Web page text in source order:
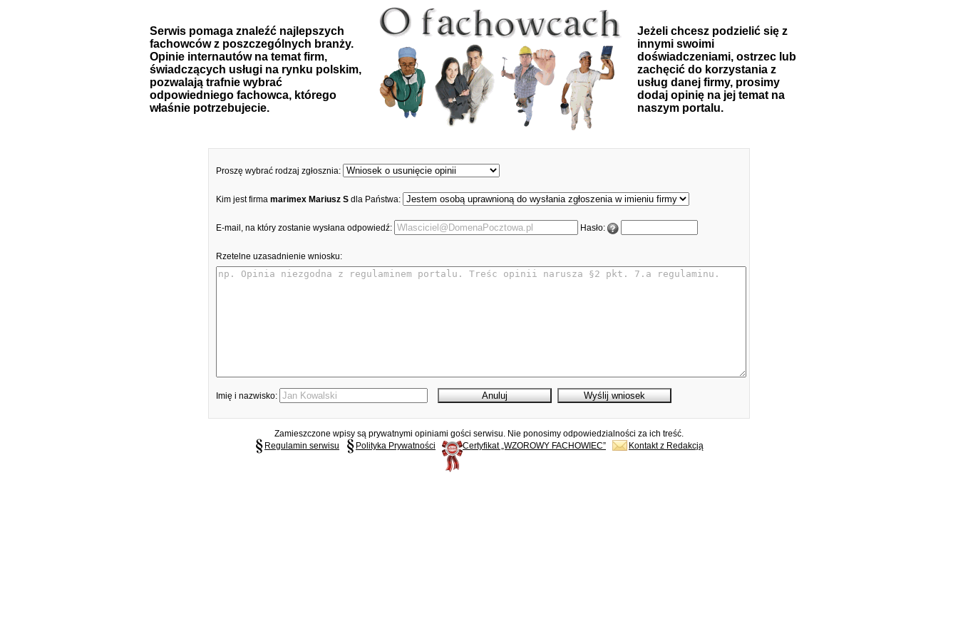
Serwis pomaga znaleźć najlepszych
fachowców z poszczególnych branży.
Opinie internautów na temat firm,
świadczących usługi na rynku polskim,
pozwalają trafnie wybrać
odpowiedniego fachowca, którego
właśnie potrzebujecie.
Jeżeli chcesz podzielić się z
innymi swoimi
doświadczeniami, ostrzec lub
zachęcić do korzystania z
usług danej firmy, prosimy
dodaj opinię na jej temat na
naszym portalu.
Proszę wybrać rodzaj zgłosznia:
Kim jest firma marimex Mariusz S dla Państwa:
E-mail, na który zostanie wysłana odpowiedź: Hasło:
Rzetelne uzasadnienie wniosku:
Imię i nazwisko:
Zamieszczone wpisy są prywatnymi opiniami gości serwisu. Nie ponosimy odpowiedzialności za ich treść.
Regulamin serwisu
Polityka Prywatności Certyfikat „WZOROWY FACHOWIEC” Kontakt z Redakcją